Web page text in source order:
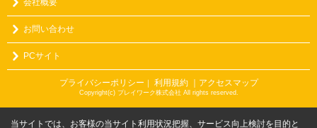
会社概要
お問い合わせ
PCサイト
プライバシーポリシー ｜ 利用規約 ｜アクセスマップ
Copyright(c) プレイワーク株式会社 All rights reserved.
当サイトでは、お客様の当サイト利用状況把握、サービス向上検討を目的と